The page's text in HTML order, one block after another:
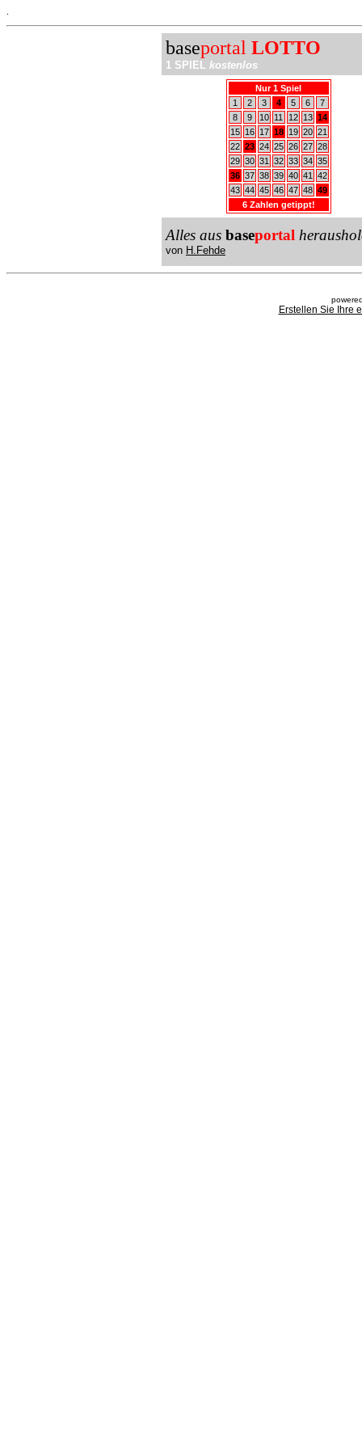
baseportal LOTTO
1 SPIEL kostenlos
Nur 1 Spiel
1
2 3 4 5 6
7
8
9 10 11 12 13 14
15
16 17 18 19 20 21
22 23 24 25 26 27 28
29 30 31 32 33 34 35
36 37 38 39 40 41
42
43 44 45 46 47 48 49
6 Zahlen getippt!
Alles aus baseportal
von H.Fehde
Erstellen Sie Ihre